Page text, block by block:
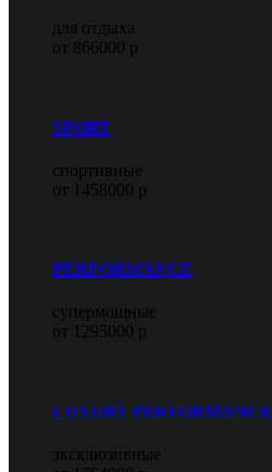
для отдыха
от 866000 р
SPORT
спортивные
от 1458000 р
PERFORMANCE
супермощные
от 1295000 р
LUXURY PERFORMANCE
эксклюзивные